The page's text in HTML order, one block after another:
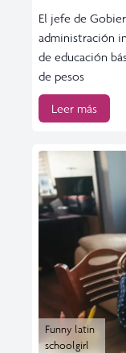
El jefe de
administración
de educación
de pesos
Leer más
Funny latin
schoolgirl